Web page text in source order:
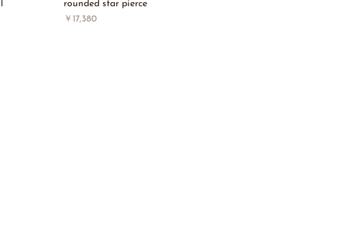
rounded star pierce
価格
￥17,380